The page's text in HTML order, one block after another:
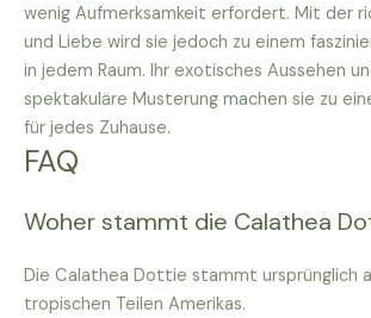
wenig Aufmerksamkeit erfordert. Mit der
und Liebe wird sie jedoch zu einem
in jedem Raum. Ihr exotisches Aussehen
spektakuläre Musterung machen sie zu
für jedes Zuhause.
FAQ
Woher stammt die Calathea
Die Calathea Dottie stammt ursprünglich
tropischen Teilen Amerikas.